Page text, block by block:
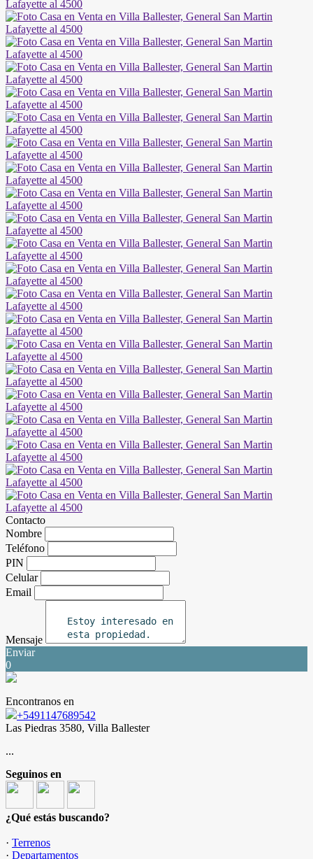
Contacto
Nombre
Teléfono
PIN
Celular
Email
Mensaje
Enviar
0
Encontranos en
+5491147689542
Las Piedras 3580, Villa Ballester
...
Seguinos en
¿Qué estás buscando?
· Terrenos
· Departamentos